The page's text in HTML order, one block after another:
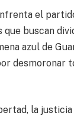
el
que buscan
azul de
desmoronar
la justicia